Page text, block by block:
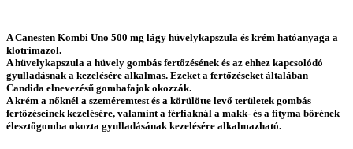
A Canesten Kombi Uno 500 mg lágy hüvelykapszula és krém hatóanyaga a
klotrimazol.
A hüvelykapszula a hüvely gombás fertőzésének és az ehhez kapcsolódó
gyulladásnak a kezelésére alkalmas. Ezeket a fertőzéseket általában
Candida elnevezésű gombafajok okozzák.
A krém a nőknél a szeméremtest és a körülötte levő területek gombás
fertőzéseinek kezelésére, valamint a férfiaknál a makk- és a fityma bőrének
élesztőgomba okozta gyulladásának kezelésére alkalmazható.